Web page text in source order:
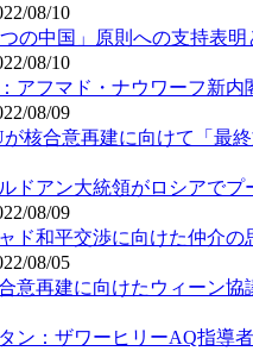
08/10
の中国」原則への支持表明
08/10
アフマド・ナウワーフ新内
08/09
核合意再建に向けて「最
ドアン大統領がロシアでプ
08/09
ド和平交渉に向けた仲介の
08/05
意再建に向けたウィーン協
ン：ザワーヒリーAQ指導